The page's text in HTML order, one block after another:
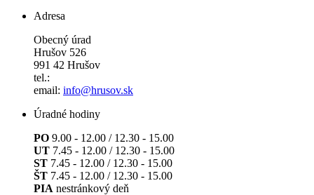
Adresa
Obecný úrad
Hrušov 526
991 42 Hrušov
tel.:
email: info@hrusov.sk
Úradné hodiny
PO 9.00 - 12.00 / 12.30 - 15.00
UT 7.45 - 12.00 / 12.30 - 15.00
ST 7.45 - 12.00 / 12.30 - 15.00
ŠT 7.45 - 12.00 / 12.30 - 15.00
PIA nestránkový deň